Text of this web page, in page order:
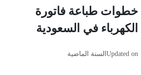
خطوات طباعة فاتورة
الكهرباء في السعودية
Updated onالسنة الماضية